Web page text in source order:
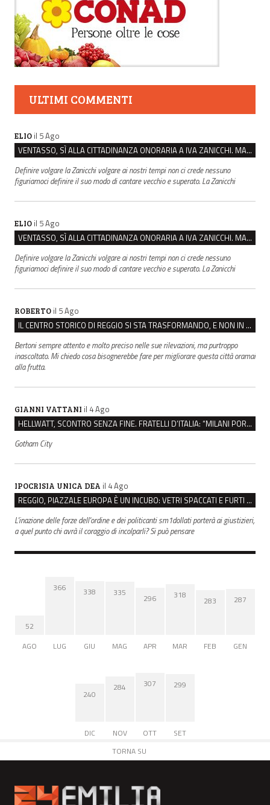
ULTIMI COMMENTI
ELIO il 5 Ago
VENTASSO, SÌ ALLA CITTADINANZA ONORARIA A IVA ZANICCHI. MA BARGIACCHI: “È DI PESSIMO GUSTO”
Definire volgare la Zanicchi volgare ai nostri tempi non ci crede nessuno
figuriamoci definire il suo modo di cantare vecchio e superato. La Zanicchi
ELIO il 5 Ago
VENTASSO, SÌ ALLA CITTADINANZA ONORARIA A IVA ZANICCHI. MA BARGIACCHI: “È DI PESSIMO GUSTO”
Definire volgare la Zanicchi volgare ai nostri tempi non ci crede nessuno
figuriamoci definire il suo modo di cantare vecchio e superato. La Zanicchi
ROBERTO il 5 Ago
IL CENTRO STORICO DI REGGIO SI STA TRASFORMANDO, E NON IN MEGLIO
Bertoni sempre attento e molto preciso nelle sue rilevazioni, ma purtroppo
inascoltato. Mi chiedo cosa bisognerebbe fare per migliorare questa città oramai
alla frutta.
GIANNI VATTANI il 4 Ago
HELLWATT, SCONTRO SENZA FINE. FRATELLI D’ITALIA: “MILANI PORTA DOCUMENTI, DE FRANCO INSULTI”
Gotham City
IPOCRISIA UNICA DEA il 4 Ago
REGGIO, PIAZZALE EUROPA È UN INCUBO: VETRI SPACCATI E FURTI SULLE AUTO IN SOSTA
L'inazione delle forze dell'ordine e dei politicanti sm1dollati porterà ai giustizieri,
a quel punto chi avrà il coraggio di incolparli? Si può pensare
52
AGO
366
LUG
338
GIU
335
MAG
296
APR
318
MAR
283
FEB
287
GEN
240
DIC
284
NOV
307
OTT
299
SET
TORNA SU